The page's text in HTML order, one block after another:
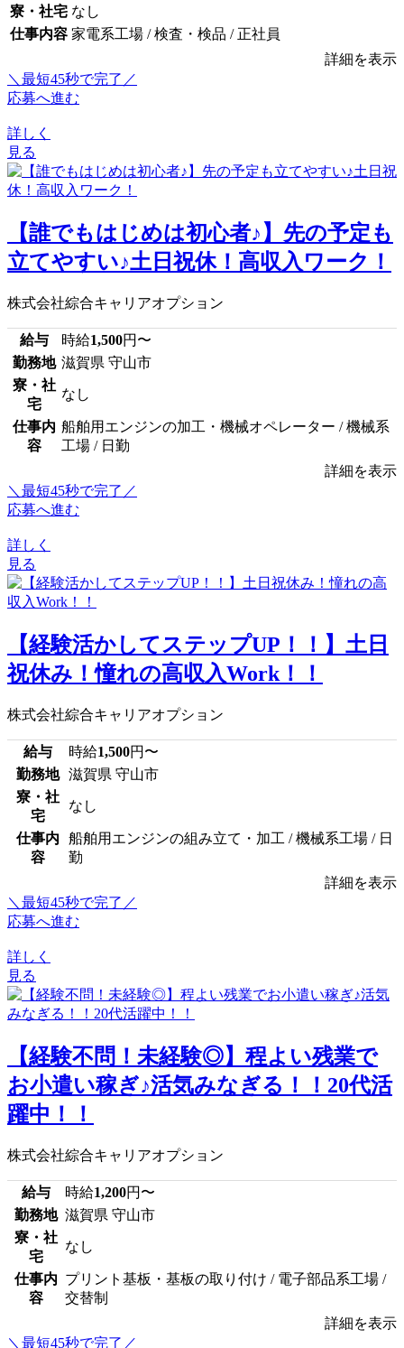
寮・社宅 なし
仕事内容 家電系工場 / 検査・検品 / 正社員
詳細を表示
＼最短45秒で完了／
応募へ進む
詳しく
見る
【誰でもはじめは初心者♪】先の予定も
立てやすい♪土日祝休！高収入ワーク！
株式会社綜合キャリアオプション
給与 時給1,500円〜
勤務地 滋賀県 守山市
寮・社
宅
なし
仕事内
容
船舶用エンジンの加工・機械オペレーター / 機械系
工場 / 日勤
詳細を表示
＼最短45秒で完了／
応募へ進む
詳しく
見る
【経験活かしてステップUP！！】土日
祝休み！憧れの高収入Work！！
株式会社綜合キャリアオプション
給与 時給1,500円〜
勤務地
滋賀県 守山市
寮・社
宅
なし
仕事内
容
船舶用エンジンの組み立て・加工 / 機械系工場 / 日
勤
詳細を表示
＼最短45秒で完了／
応募へ進む
詳しく
見る
【経験不問！未経験◎】程よい残業で
お小遣い稼ぎ♪活気みなぎる！！20代活
躍中！！
株式会社綜合キャリアオプション
給与 時給1,200円〜
勤務地 滋賀県 守山市
寮・社
宅
なし
仕事内
容
プリント基板・基板の取り付け / 電子部品系工場 /
交替制
詳細を表示
＼最短45秒で完了／